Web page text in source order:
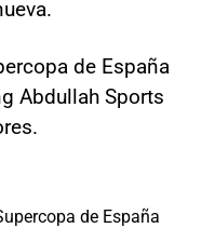
de España
Abdullah Sports
de España